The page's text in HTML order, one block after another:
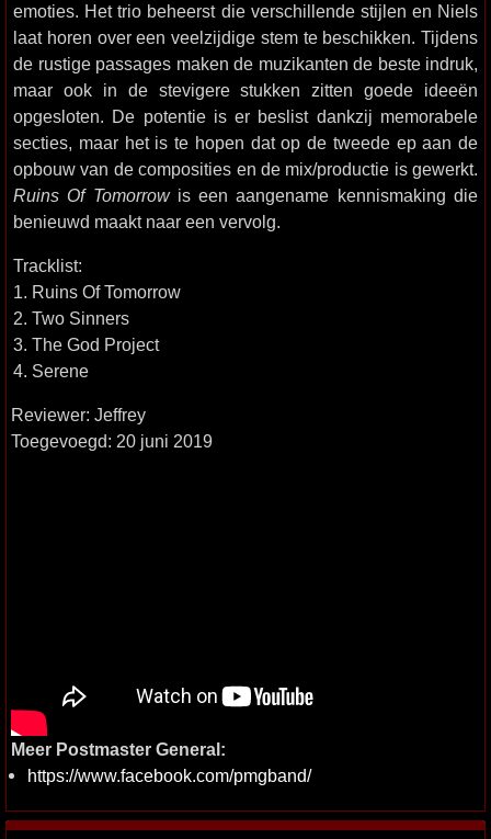
emoties. Het trio beheerst die verschillende stijlen en Niels
laat horen over een veelzijdige stem te beschikken. Tijdens
de rustige passages maken de muzikanten de beste indruk,
maar ook in de stevigere stukken zitten goede ideeën
opgesloten. De potentie is er beslist dankzij memorabele
secties, maar het is te hopen dat op de tweede ep aan de
opbouw van de composities en de mix/productie is gewerkt.
Ruins Of Tomorrowis een aangename kennismaking die
benieuwd maakt naar een vervolg.
Tracklist:
1. Ruins Of Tomorrow
2. Two Sinners
3. The God Project
4. Serene
Reviewer: Jeffrey
Toegevoegd: 20 juni 2019
Meer Postmaster General:
https://www.facebook.com/pmgband/